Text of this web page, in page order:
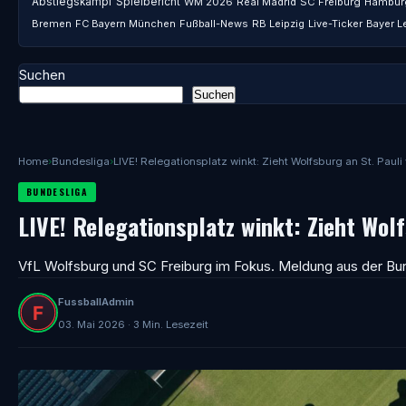
Home›Bundesliga›LIVE! Relegationsplatz winkt: Zieht Wolfsburg an St. Pauli
BUNDESLIGA
LIVE! Relegationsplatz winkt: Zieht
VfL Wolfsburg und SC Freiburg im Fokus. Meldung aus der
FussballAdmin
03. Mai 2026 · 3 Min. Lesezeit
Bremen FC Bayern München Fußball-News RB Leipzig Live-Ticker Bayer
Suchen
Suchen